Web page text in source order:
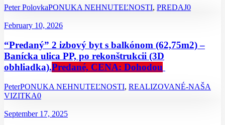
Peter PolovkaPONUKA NEHNUTEĽNOSTI, PREDAJ0
February 10, 2026
“Predaný” 2 izbový byt s balkónom (62,75m2) –
Banícka ulica PP, po rekonštrukcii (3D
obhliadka).Predané, CENA: Dohodou
PeterPONUKA NEHNUTEĽNOSTI, REALIZOVANÉ-NAŠA
VIZITKA0
September 17, 2025